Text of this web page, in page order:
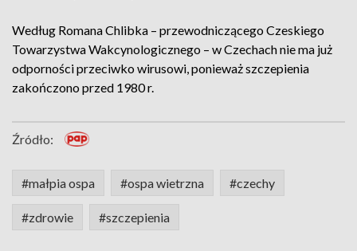
Według Romana Chlibka – przewodniczącego Czeskiego
Towarzystwa Wakcynologicznego – w Czechach nie ma już
odporności przeciwko wirusowi, ponieważ szczepienia
zakończono przed 1980 r.
Źródło:
#małpia ospa #ospa wietrzna #czechy
#zdrowie #szczepienia